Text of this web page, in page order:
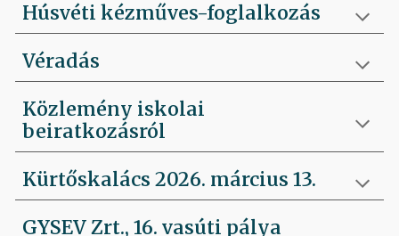
Húsvéti kézműves-foglalkozás
Véradás
Közlemény iskolai
beiratkozásról
Kürtőskalács 2026. március 13.
GYSEV Zrt., 16. vasúti pálya